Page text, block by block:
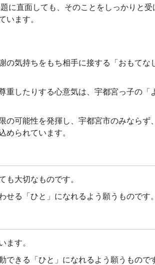
に直面しても、そのことをしっかりと
います。
の気持ちをもち相手に接する「おもてな
重したりする心意気は、宇都宮っ子の「
の可能性を発揮し、宇都宮市のみならず
められています。
も大切なものです。
る「ひと」になれるよう願うものです。
ます。
きる「ひと」になれるよう願うもので